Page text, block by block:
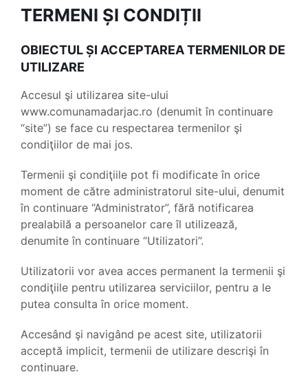
TERMENI ȘI CONDIȚII
OBIECTUL ȘI ACCEPTAREA TERMENILOR DE
UTILIZARE
Accesul şi utilizarea site-ului
www.comunamadarjac.ro (denumit în continuare
“site”) se face cu respectarea termenilor şi
condiţiilor de mai jos.
Termenii şi condiţiile pot fi modificate în orice
moment de către administratorul site-ului, denumit
în continuare “Administrator”, fără notificarea
prealabilă a persoanelor care îl utilizează,
denumite în continuare “Utilizatori”.
Utilizatorii vor avea acces permanent la termenii şi
condiţiile pentru utilizarea serviciilor, pentru a le
putea consulta în orice moment.
Accesând şi navigând pe acest site, utilizatorii
acceptă implicit, termenii de utilizare descrişi în
continuare.